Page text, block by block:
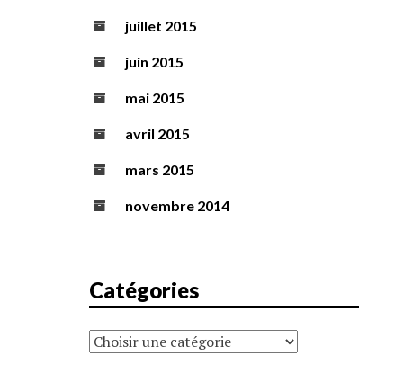
juillet 2015
juin 2015
mai 2015
avril 2015
mars 2015
novembre 2014
Catégories
Catégories